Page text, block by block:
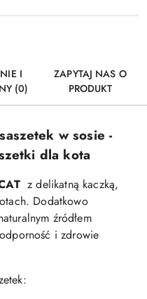
I
(0)
ZAPYTAJ NAS O
PRODUKT
w sosie -
dla kota
z delikatną kaczką,
Dodatkowo
źródłem
i zdrowie